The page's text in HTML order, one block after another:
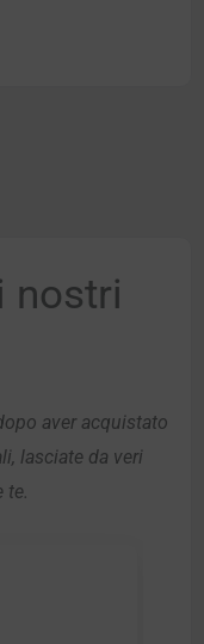
nostri
aver acquistato
lasciate da veri
te.